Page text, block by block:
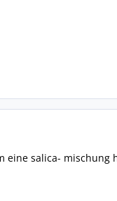
eine salica-